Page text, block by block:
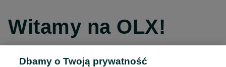
Witamy na OLX!
Kontynuuj przez Facebooka
Dbamy o Twoją prywatność